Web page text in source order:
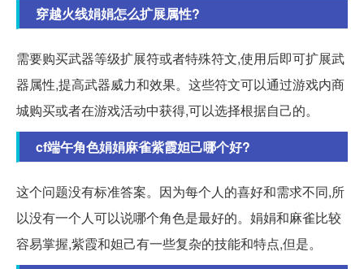
穿越火线娟娟怎么扩展属性?
需要购买武器等级扩展符或者特殊符文,使用后即可扩展武
器属性,提高武器威力和效果。这些符文可以通过游戏内商
城购买或者在游戏活动中获得,可以选择根据自己的。
cf端午角色娟娟麻雀紫霞妲己哪个好?
这个问题没有标准答案。因为每个人的喜好和需求不同,所
以没有一个人可以说哪个角色是最好的。娟娟和麻雀比较
容易掌握,紫霞和妲己有一些复杂的技能和特点,但是。